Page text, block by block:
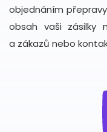
objednáním
obsah vaši zásilky
a zákazů nebo